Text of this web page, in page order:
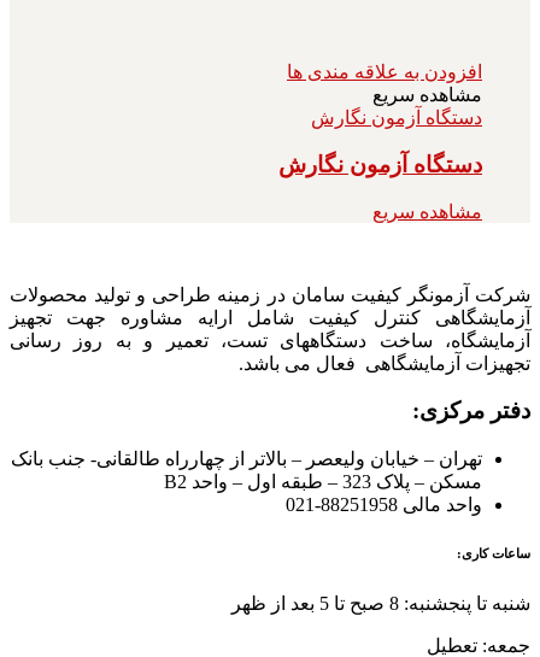
افزودن به علاقه مندی ها
مشاهده سریع
دستگاه آزمون نگارش
دستگاه آزمون نگارش
مشاهده سریع
شرکت آزمونگر کیفیت سامان در زمینه طراحی و تولید محصولات
آزمایشگاهی کنترل کیفیت شامل ارایه مشاوره جهت تجهیز
آزمایشگاه، ساخت دستگاههای تست، تعمیر و به روز رسانی
تجهیزات آزمایشگاهی فعال می باشد.
دفتر مرکزی:
تهران – خیابان ولیعصر – بالاتر از چهارراه طالقانی- جنب بانک
مسکن – پلاک 323 – طبقه اول – واحد B2
واحد مالی 88251958-021
ساعات کاری:
شنبه تا پنجشنبه: 8 صبح تا 5 بعد از ظهر
جمعه: تعطیل